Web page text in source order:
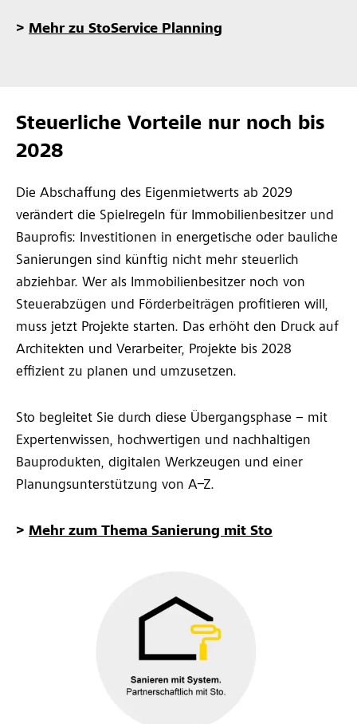
> Mehr zu StoService Planning
Steuerliche Vorteile nur noch bis
2028
Die Abschaffung des Eigenmietwerts ab 2029
verändert die Spielregeln für Immobilienbesitzer und
Bauprofis: Investitionen in energetische oder bauliche
Sanierungen sind künftig nicht mehr steuerlich
abziehbar. Wer als Immobilienbesitzer noch von
Steuerabzügen und Förderbeiträgen profitieren will,
muss jetzt Projekte starten. Das erhöht den Druck auf
Architekten und Verarbeiter, Projekte bis 2028
effizient zu planen und umzusetzen.
Sto begleitet Sie durch diese Übergangsphase – mit
Expertenwissen, hochwertigen und nachhaltigen
Bauprodukten, digitalen Werkzeugen und einer
Planungsunterstützung von A–Z.
> Mehr zum Thema Sanierung mit Sto